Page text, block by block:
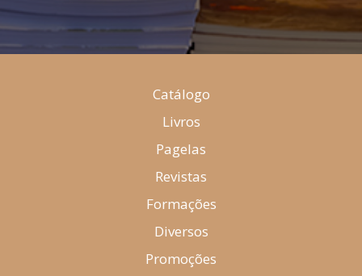
Catálogo
Livros
Pagelas
Revistas
Formações
Diversos
Promoções